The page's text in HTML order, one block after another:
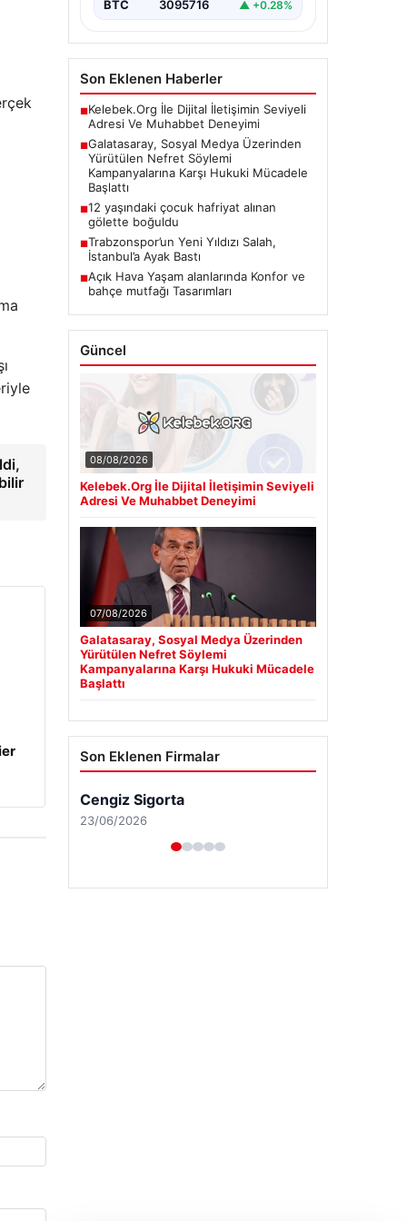
platformlarında artış gösteren
BTC 3095716 ▲ +0.28%
Son Eklenen Haberler
■Kelebek.Org İle Dijital İletişimin Seviyeli
Adresi Ve Muhabbet Deneyimi
■Galatasaray, Sosyal Medya Üzerinden
Yürütülen Nefret Söylemi
Kampanyalarına Karşı Hukuki Mücadele
Başlattı
■12 yaşındaki çocuk hafriyat alınan
gölette boğuldu
■Trabzonspor’un Yeni Yıldızı Salah,
İstanbul’a Ayak Bastı
■Açık Hava Yaşam alanlarında Konfor ve
bahçe mutfağı Tasarımları
Güncel
08/08/2026
Kelebek.Org İle Dijital İletişimin Seviyeli
Adresi Ve Muhabbet Deneyimi
07/08/2026
Galatasaray, Sosyal Medya Üzerinden
Yürütülen Nefret Söylemi
Kampanyalarına Karşı Hukuki Mücadele
Başlattı
Son Eklenen Firmalar
Cengiz Sigorta
23/06/2026